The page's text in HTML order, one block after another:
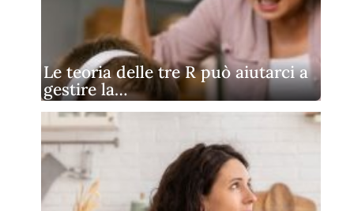
Le teoria delle tre R può aiutarci a
gestire la…